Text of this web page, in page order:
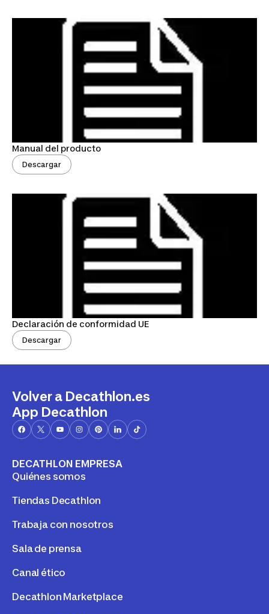
Manual del producto
Descargar
Declaración de conformidad UE
Descargar
Volver a Decathlon.es
App Decathlon
DECATHLON EMPRESA
Quiénes somos
Tiendas Decathlon
Trabaja con nosotros
Sala de prensa
Canal ético
Decathlon Marketplace